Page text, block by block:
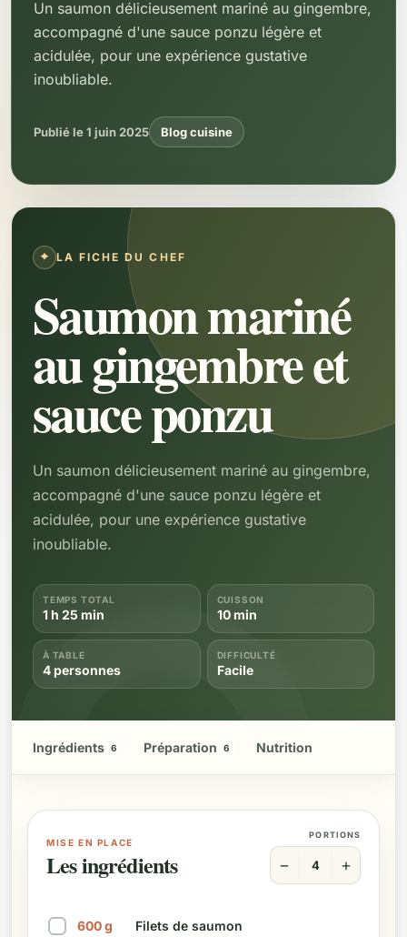
Un saumon délicieusement mariné au gingembre,
accompagné d'une sauce ponzu légère et
acidulée, pour une expérience gustative
inoubliable.
Publié le 1 juin 2025 Blog cuisine
LA FICHE DU CHEF
Saumon mariné
au gingembre et
sauce ponzu
Un saumon délicieusement mariné au gingembre,
accompagné d'une sauce ponzu légère et
acidulée, pour une expérience gustative
inoubliable.
TEMPS TOTAL
1 h 25 min
CUISSON
10 min
À TABLE
4 personnes
DIFFICULTÉ
Facile
Ingrédients 6 Préparation 6 Nutrition
MISE EN PLACE
Les ingrédients
PORTIONS
− 4 +
600g Filets de saumon